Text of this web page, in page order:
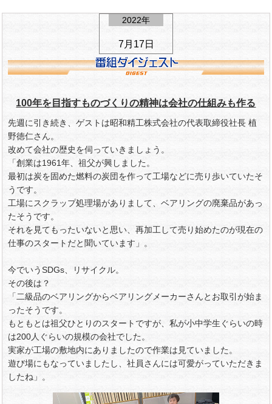
Spotifyで聴く 2022年
7月17日
100年を目指すものづくりの精神は会社の仕組みも作る
先週に引き続き、ゲストは昭和精工株式会社の代表取締役社長 植
野徳仁さん。
改めて会社の歴史を伺っていきましょう。
「創業は1961年、祖父が興しました。
最初は炭を固めた燃料の炭団を作って工場などに売り歩いていたそ
うです。
工場にスクラップ処理場がありまして、ベアリングの廃棄品があっ
たそうです。
それを見てもったいないと思い、再加工して売り始めたのが現在の
仕事のスタートだと聞いています」。
今でいうSDGs、リサイクル。
その後は？
「二級品のベアリングからベアリングメーカーさんとお取引が始ま
ったそうです。
もともとは祖父ひとりのスタートですが、私が小中学生ぐらいの時
は200人ぐらいの規模の会社でした。
実家が工場の敷地内にありましたので作業は見ていました。
遊び場にもなっていましたし、社員さんには可愛がっていただきま
したね」。